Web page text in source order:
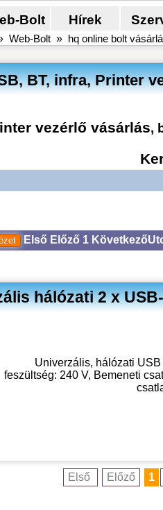
Bolt Hírek
Web-Bolt» hq online bolt
BT, infra, Printer
vezérlő vásárlás,
Első Előző 1 Következő
hálózati 2 x USB-
Univerzális, hálózati
feszültség: 240 V, Bemeneti
Első Előző 1